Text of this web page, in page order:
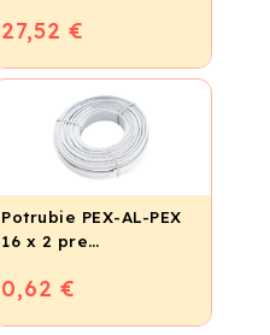
27,52 €
Potrubie PEX-AL-PEX
16 x 2 pre
podlahové kúrenie a
0,62 €